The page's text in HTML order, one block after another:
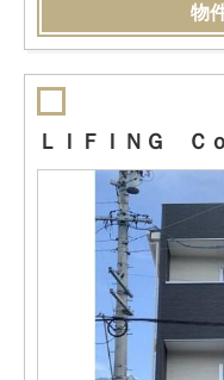
物
ＬＩＦＩＮＧ Ｃ